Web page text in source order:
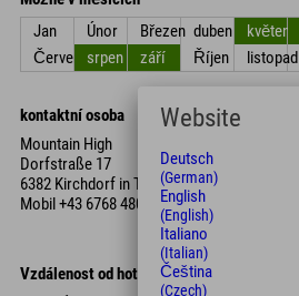
Jan
Únor Březen duben květen
Červenecsrpen září Říjen listopad
kontaktní osoba
Mountain High
Dorfstraße 17
6382 Kirchdorf in Tirol
Mobil+43 6768 480 622 00
Vzdálenost od hotelu
Website
Deutsch
(German)
English
(English)
Italiano
(Italian)
Čeština
(Czech)